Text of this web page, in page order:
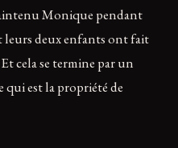
Monique pendant
leurs deux enfants ont fait
cela se termine par un
qui est la propriété de